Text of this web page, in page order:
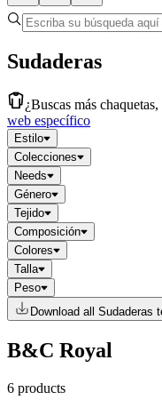
Sudaderas
¿Buscas más
web específico
Estilo
Colecciones
Needs
Género
Tejido
Composición
Colores
Talla
Peso
Download all Sudaderas
B&C Royal
6 products